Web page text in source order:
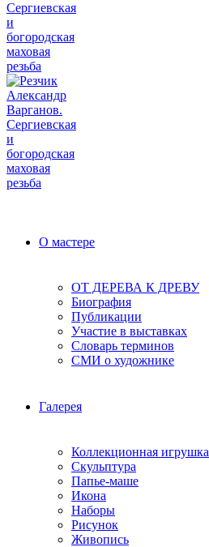
О мастере
ОТ ДЕРЕВА К ДРЕВУ
Биография
Публикации
Участие в выставках
Словарь терминов
СМИ о художнике
Галерея
Коллекционная игрушка
Скульптура
Папье-маше
Икона
Наборы
Рисунок
Живопись